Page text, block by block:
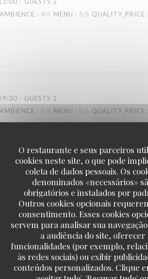
O restaurante e seus parceiros
cookies neste site, o que pode
coleta de dados pessoais. Os
denominados «necessários»
obrigatórios e instalados por
Outros cookies opcionais
consentimento. Esses cookies
servem para analisar sua
a audiência do site, oferecer
funcionalidades (por exemplo,
às redes sociais) ou exibir
conteúdos personalizados. Clique
AMBIENCE : 4/5 MENU : 5/5 QUALITY_PRICE
- GUESTS 2
AMBIENCE : 5/5 MENU : 5/5 QUALITY_PRICE
SICILE 75004 PARIS ((abre numa nova janela))